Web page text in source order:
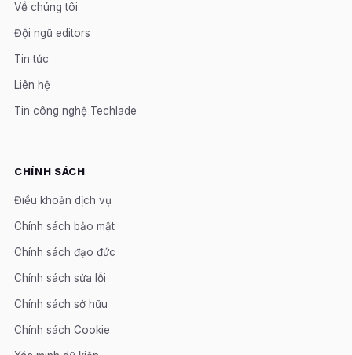
Về chúng tôi
Đội ngũ editors
Tin tức
Liên hệ
Tin công nghệ Techlade
CHÍNH SÁCH
Điều khoản dịch vụ
Chính sách bảo mật
Chính sách đạo đức
Chính sách sửa lỗi
Chính sách sở hữu
Chính sách Cookie